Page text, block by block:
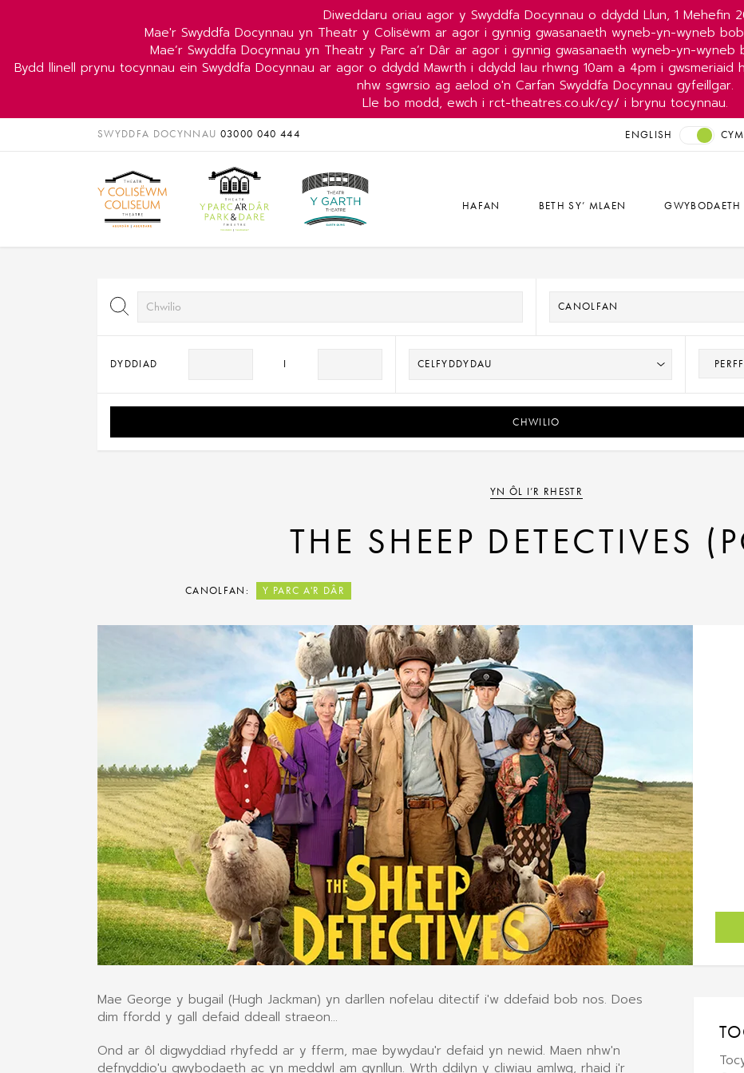
Diweddaru oriau agor y Swyddfa Docynnau o ddydd Llun, 1 Mehefin
Mae'r Swyddfa Docynnau yn Theatr y Colisëwm ar agor i gynnig gwasanaeth wyneb-yn-wyneb
Mae’r Swyddfa Docynnau yn Theatr y Parc a’r Dâr ar agor i gynnig gwasanaeth wyneb-yn-
Bydd llinell prynu tocynnau ein Swyddfa Docynnau ar agor o ddydd Mawrth i ddydd Iau rhwng 10am a 4pm i gwsmeriaid
nhw sgwrsio ag aelod o'n Carfan Swyddfa Docynnau gyfeillgar.
Lle bo modd, ewch i rct-theatres.co.uk/cy/ i brynu tocynnau.
SWYDDFA DOCYNNAU 03000 040 444 ENGLISH
HAFAN BETH SY’ MLAEN GWYBODAETH
DYDDIAD I
CHWILIO
YN ÔL I’R RHESTR
THE SHEEP DETECTIVES
CANOLFAN: Y PARC A'R DÂR
Mae George y bugail (Hugh Jackman) yn darllen nofelau ditectif i'w ddefaid bob nos. Does
dim ffordd y gall defaid ddeall straeon...
Ond ar ôl digwyddiad rhyfedd ar y fferm, mae bywydau'r defaid yn newid. Maen nhw'n
defnyddio'u gwybodaeth ac yn meddwl am gynllun. Wrth ddilyn y cliwiau amlwg, rhaid i'r